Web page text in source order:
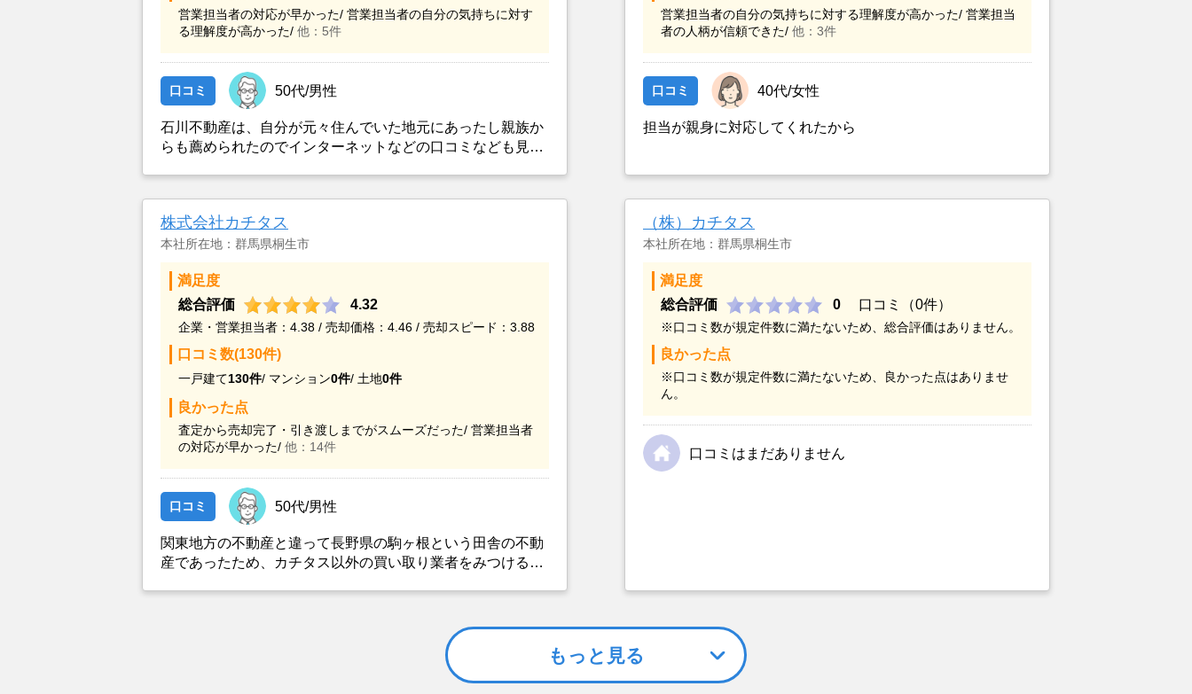
営業担当者の対応が早かった/ 営業担当者の自分の気持ちに対す
る理解度が高かった/ 他：5件
口コミ 50代/男性
石川不動産は、自分が元々住んでいた地元にあったし親族か
らも薦められたのでインターネットなどの口コミなども見て
営業担当者の自分の気持ちに対する理解度が高かった/ 営業担当
者の人柄が信頼できた/ 他：3件
口コミ 40代/女性
担当が親身に対応してくれたから
株式会社カチタス
本社所在地：群馬県桐生市
満足度
総合評価
4.32
企業・営業担当者：4.38 / 売却価格：4.46 / 売却スピード：3.88
口コミ数(130件)
一戸建て130件/ マンション0件/ 土地0件
良かった点
査定から売却完了・引き渡しまでがスムーズだった/ 営業担当者
の対応が早かった/ 他：14件
口コミ 50代/男性
関東地方の不動産と違って長野県の駒ヶ根という田舎の不動
産であったため、カチタス以外の買い取り業者をみつけるこ
（株）カチタス
本社所在地：群馬県桐生市
満足度
総合評価
0 口コミ（0件）
※口コミ数が規定件数に満たないため、総合評価はありません。
良かった点
※口コミ数が規定件数に満たないため、良かった点はありませ
ん。
口コミはまだありません
もっと見る